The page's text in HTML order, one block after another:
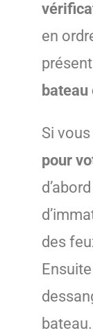
en
Si
pour
des